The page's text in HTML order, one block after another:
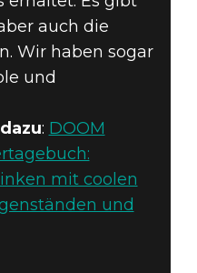
auch die
Wir haben sogar
und
: DOOM
mit coolen
und